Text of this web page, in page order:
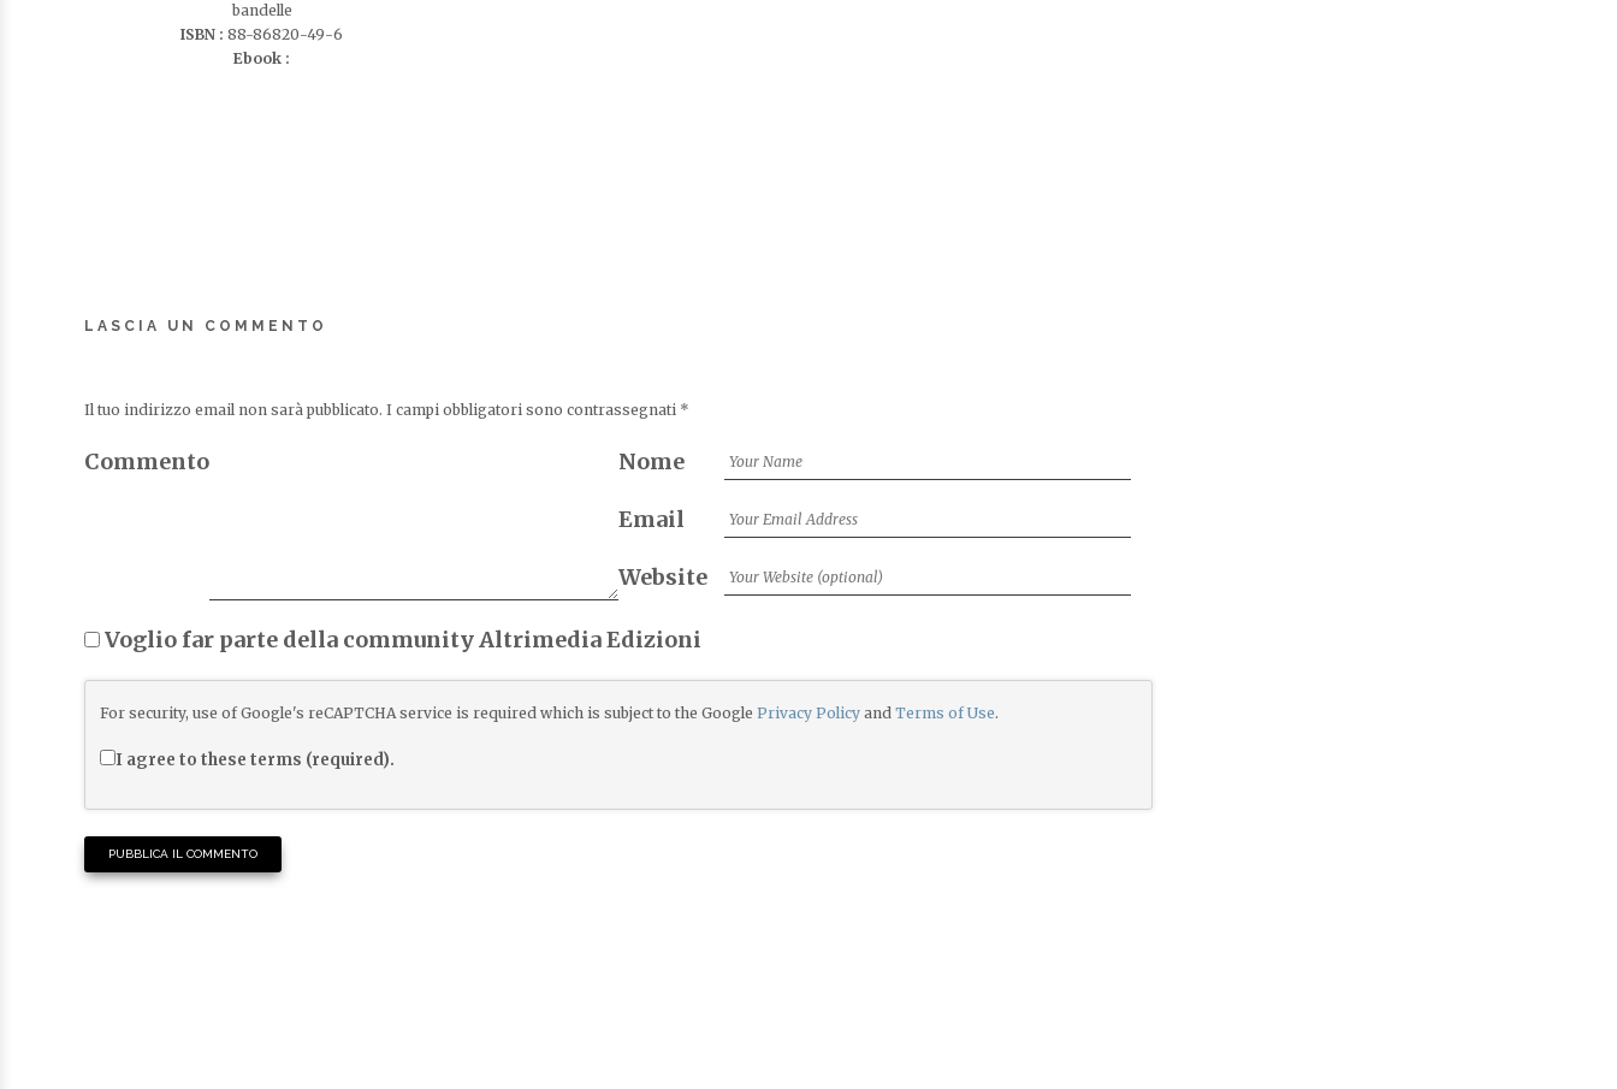
bandelle
ISBN :88-86820-49-6
Ebook :
LASCIA UN COMMENTO
Il tuo indirizzo email non sarà pubblicato. I campi obbligatori sono contrassegnati *
Commento Nome
Email
Website
Voglio far parte della community Altrimedia Edizioni
For security, use of Google's reCAPTCHA service is required which is subject to the Google Privacy Policy and Terms of Use.
I agree to these terms (required).